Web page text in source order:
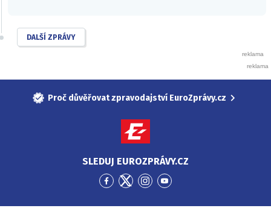
DALŠÍ ZPRÁVY
Proč důvěřovat zpravodajství EuroZprávy.cz
SLEDUJ EUROZPRÁVY.CZ
Přejít
Facebook
Přejít
Twitter
Přejít
Instagram
Přejít
YouTube